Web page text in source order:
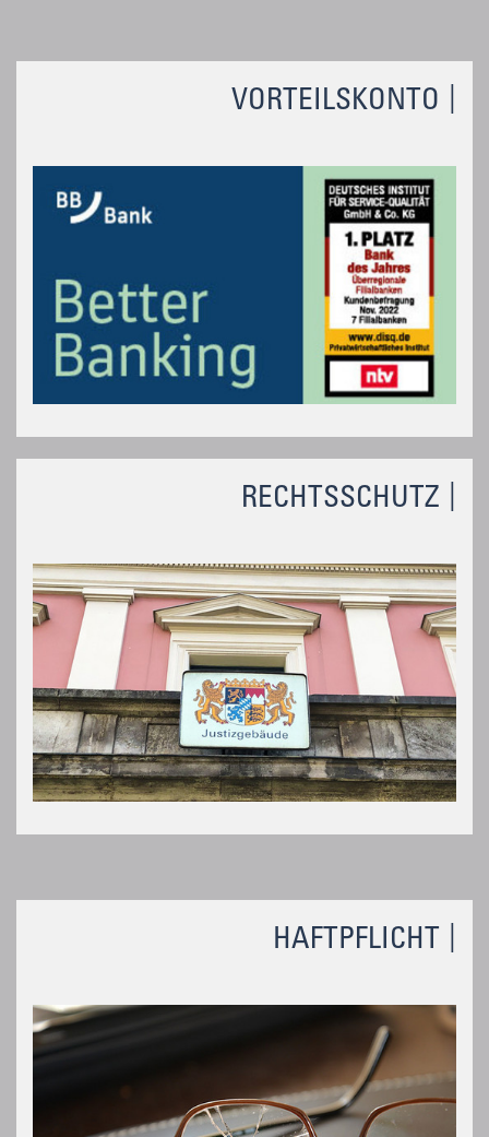
VORTEILSKONTO
RECHTSSCHUTZ
HAFTPFLICHT